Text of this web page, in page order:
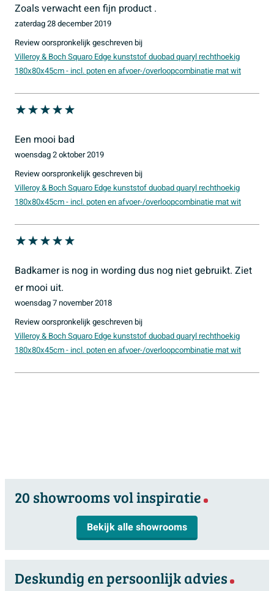
dit bad een langdurige investering is voor je badkamer.
Geniet van jarenlang comfort en luxe met dit prachtige
duobad.
Kenmerken:
Materiaal: Kunststof quaryl
Kleur: Mat wit
Inclusief poten en afvoer-/overloopcombinatie
Stijlvol en comfortabel design
Duurzaam en hoogwaardige kwaliteit
Vorm binnenbad
Features
Met overloop
Met grepen
Vuilafstotend
Antibacterieel
Neen
Met antislip voorziening
Meer informatie
Garantie
Zoals verwacht een fijn product .
zaterdag 28 december 2019
Review oorspronkelijk geschreven bij
Villeroy & Boch Squaro Edge kunststof duobad quaryl rechthoekig
180x80x45cm - incl. poten en afvoer-/overloopcombinatie mat wit
Een mooi bad
woensdag 2 oktober 2019
Review oorspronkelijk geschreven bij
Villeroy & Boch Squaro Edge kunststof duobad quaryl rechthoekig
180x80x45cm - incl. poten en afvoer-/overloopcombinatie mat wit
Badkamer is nog in wording dus nog niet gebruikt. Ziet
er mooi uit.
woensdag 7 november 2018
Review oorspronkelijk geschreven bij
Villeroy & Boch Squaro Edge kunststof duobad quaryl rechthoekig
180x80x45cm - incl. poten en afvoer-/overloopcombinatie mat wit
20 showrooms vol inspiratie
Bekijk alle showrooms
Deskundig en persoonlijk advies